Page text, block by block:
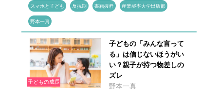
スマホと子ども 反抗期 書籍抜粋 産業能率大学出版部
野本一真
子どもの成長
子どもの「みんな言って
る」は信じないほうがい
い？親子が持つ物差しの
ズレ
野本一真